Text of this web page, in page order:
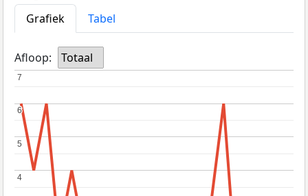
Grafiek
Tabel
Afloop: Totaal
4
4
5
5
6
6
7
7